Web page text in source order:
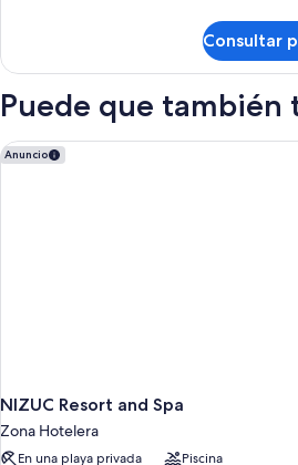
matrimonio
grande,
bañera
hidromasaje,
de
de
matrimonio
Consultar
Puede que también
Anuncio
NIZUC Resort and Spa
Zona Hotelera
En una playa privada Piscina
NIZUC Resort and Spa